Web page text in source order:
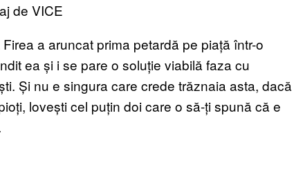
de VICE
a aruncat prima petardă pe piață într-o
ea și i se pare o soluție viabilă faza cu
Și nu e singura care crede trăznaia asta, dacă
lovești cel puțin doi care o să-ți spună că e